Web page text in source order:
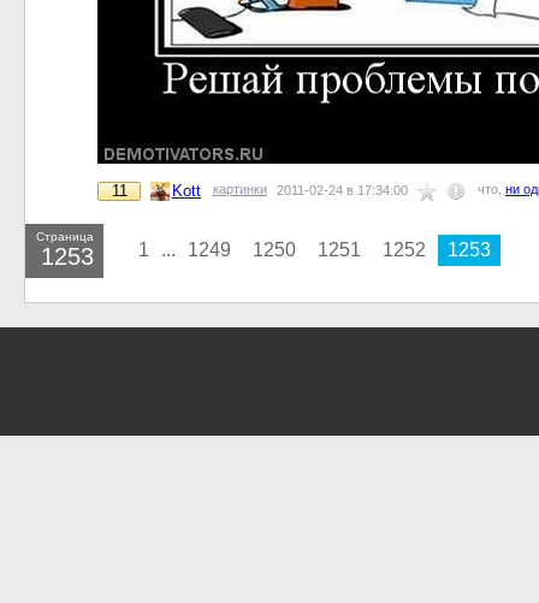
11 Kott картинки 2011-02-24 в 17:34:00 что, ни
Страница
1253 1 ... 1249 1250 1251 1252 1253